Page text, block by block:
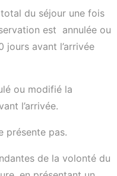
du séjour une fois
est annulée ou
avant l’arrivée
ou modifié la
l’arrivée.
présente pas.
de la volonté du